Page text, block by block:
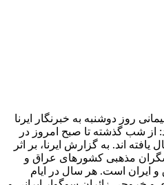
روز دوشنبه به خبرنگار ایرنا
از شب گذشته تا صبح امروز در
اند. به گزارش ایرنا، بر اثر
شهر ایلام کانون اصلی آمد و شد گردشگران مذهبی کشورهای عراق و
و ایران است. هر سال در ایام